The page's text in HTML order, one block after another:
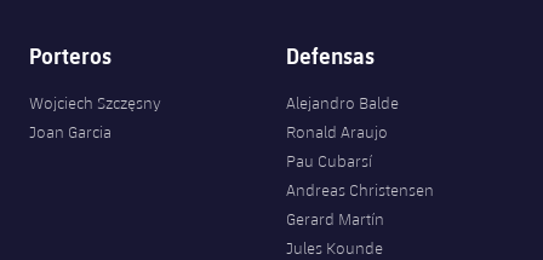
Porteros
Wojciech Szczęsny
Joan Garcia
Defensas
Alejandro Balde
Ronald Araujo
Pau Cubarsí
Andreas Christensen
Gerard Martín
Jules Kounde